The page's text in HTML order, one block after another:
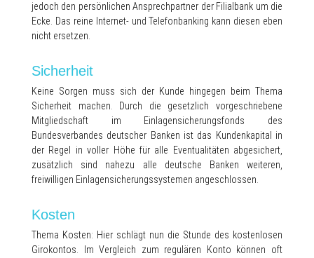
jedoch den persönlichen Ansprechpartner der Filialbank um die
Ecke. Das reine Internet- und Telefonbanking kann diesen eben
nicht ersetzen.
Sicherheit
Keine Sorgen muss sich der Kunde hingegen beim Thema
Sicherheit machen. Durch die gesetzlich vorgeschriebene
Mitgliedschaft im Einlagensicherungsfonds des
Bundesverbandes deutscher Banken ist das Kundenkapital in
der Regel in voller Höhe für alle Eventualitäten abgesichert,
zusätzlich sind nahezu alle deutsche Banken weiteren,
freiwilligen Einlagensicherungssystemen angeschlossen.
Kosten
Thema Kosten: Hier schlägt nun die Stunde des kostenlosen
Girokontos. Im Vergleich zum regulären Konto können oft